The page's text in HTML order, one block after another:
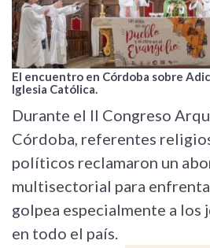
El encuentro en Córdoba sobre
Iglesia Católica.
Durante el II Congreso
Córdoba, referentes
políticos reclamaron un
multisectorial para
golpea especialmente a los
en todo el país.